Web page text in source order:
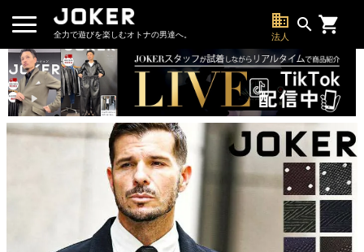
全力で遊びを楽しむオトナの男達へ。
business
法人
search